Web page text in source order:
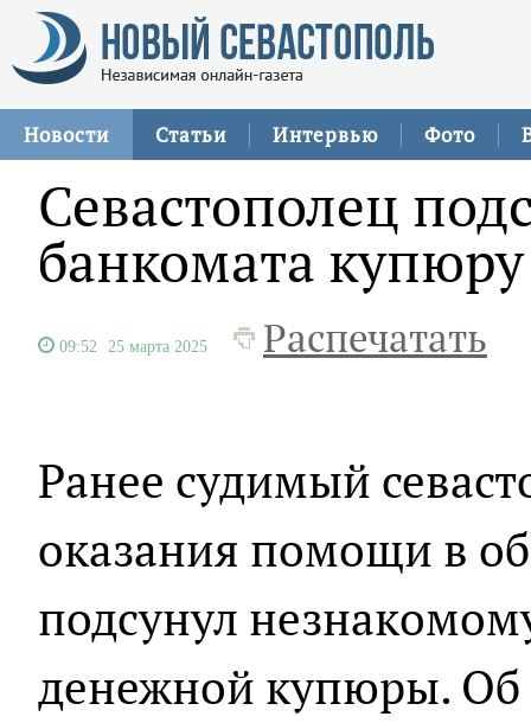
Новости Статьи Интервью Фото
Севастополец
банкомата
09:52 25 марта 2025 Распечатать
Ранее судимый
оказания помощи в
подсунул
денежной купюры. Об